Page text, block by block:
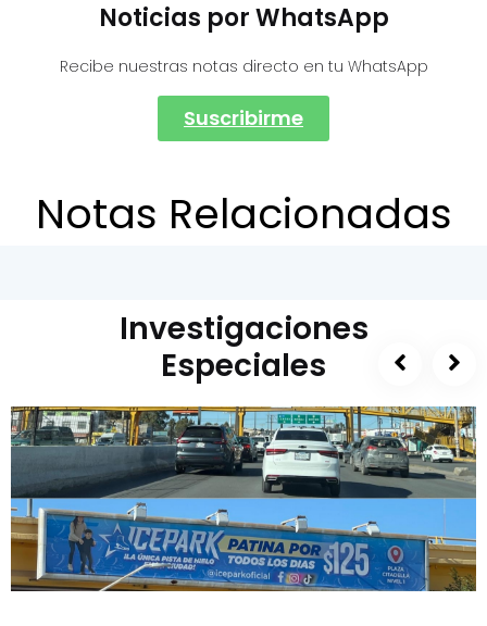
Noticias por WhatsApp
Recibe nuestras notas directo en tu WhatsApp
Suscribirme
Notas Relacionadas
Investigaciones
Especiales